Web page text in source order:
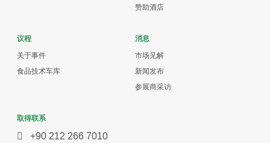
赞助酒店
议程
关于事件
食品技术车库
消息
市场见解
新闻发布
参展商采访
取得联系
+90 212 266 7010